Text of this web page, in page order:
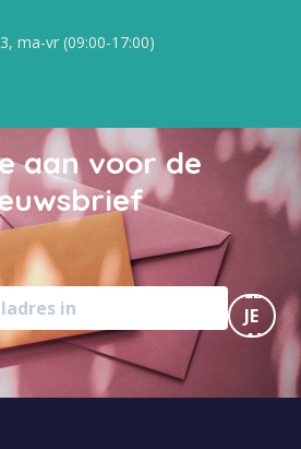
ma-vr (09:00-17:00)
aan voor de
MELD
JE
AAN